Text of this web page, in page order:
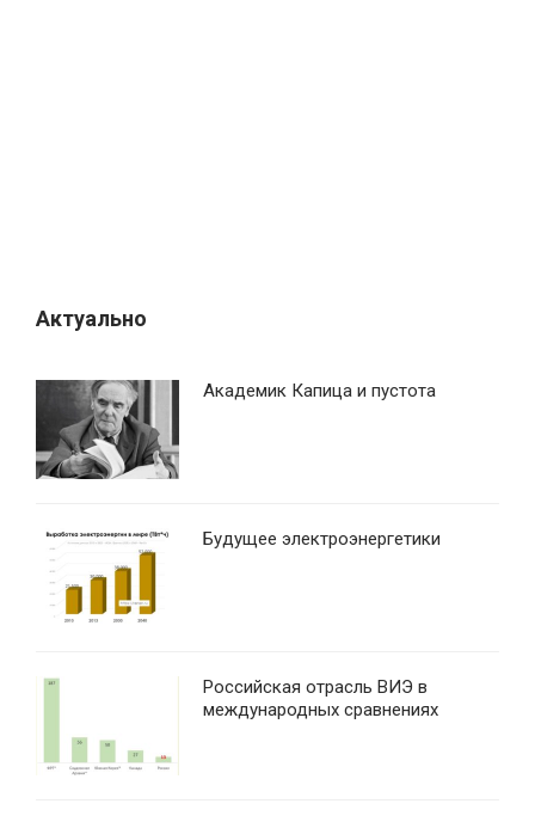
Актуально
Академик Капица и пустота
Будущее электроэнергетики
Российская отрасль ВИЭ в
международных сравнениях